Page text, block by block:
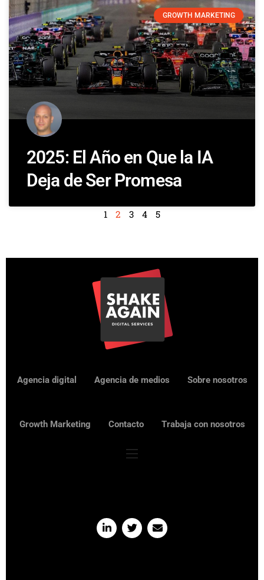
GROWTH MARKETING
2025: El Año en Que la IA
Deja de Ser Promesa
1 2 3 4 5
Agencia digital Agencia de medios Sobre nosotros
Growth Marketing Contacto Trabaja con nosotros